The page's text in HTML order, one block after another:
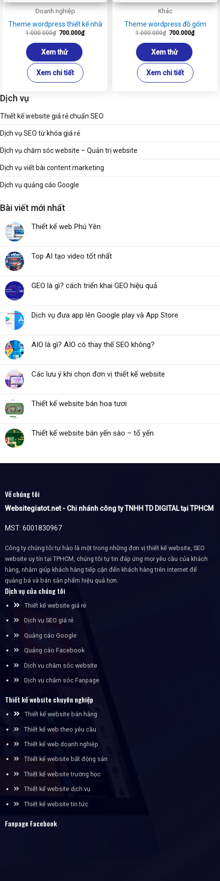
Doanh nghiệp
Theme wordpress thiết kế nhà
1.000.000₫ Giá
là:
1.000.000₫.
700.000₫Giá
hiện
Xem thử
Xem chi tiết
Khác
Theme wordpress đồ gốm
1.000.000₫ Giá
là:
1.000.000₫.
700.000₫Giá
hiện
Xem thử
Xem chi tiết
Dịch vụ
Thiết kế website giá rẻ chuẩn SEO
Dịch vụ SEO từ khóa giá rẻ
Dịch vụ chăm sóc website – Quản trị website
Dịch vụ viết bài content marketing
Dịch vụ quảng cáo Google
Bài viết mới nhất
Thiết kế web Phú Yên
Top AI tạo video tốt nhất
GEO là gì? cách triển khai GEO hiệu quả
Dịch vụ đưa app lên Google play và App Store
AIO là gì? AIO có thay thế SEO không?
Các lưu ý khi chọn đơn vị thiết kế website
Thiết kế website bán hoa tươi
Thiết kế website bán yến sào – tổ yến
Về chúng tôi
Websitegiatot.net - Chi nhánh công ty TNHH TD DIGITAL tại TPHCM
MST: 6001830967
Công ty chúng tôi tự hào là một trong những đơn vị thiết kế website, SEO
website uy tín tại TPHCM, chúng tôi tự tin đáp ứng mọi yêu cầu của khách
hàng, nhằm giúp khách hàng tiếp cận đến khách hàng trên internet để
quảng bá và bán sản phẩm hiệu quả hơn.
Dịch vụ của chúng tôi
Thiết kế website giá rẻ
Dịch vụ SEO giá rẻ
Quảng cáo Google
Quảng cáo Facebook
Dịch vụ chăm sóc website
Dịch vụ chăm sóc Fanpage
Thiết kế website chuyên nghiệp
Thiết kế website bán hàng
Thiết kế web theo yêu cầu
Thiết kế web doanh nghiệp
Thiết kế website bất động sản
Thiết kế website trường học
Thiết kế website dịch vụ
Thiết kế website tin tức
Fanpage Facebook